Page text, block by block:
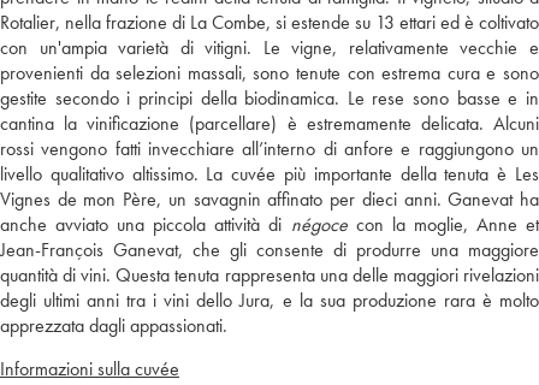
Rotalier, nella frazione di La Combe, si estende su 13 ettari ed è coltivato
con un'ampia varietà di vitigni. Le vigne, relativamente vecchie e
provenienti da selezioni massali, sono tenute con estrema cura e sono
gestite secondo i principi della biodinamica. Le rese sono basse e in
cantina la vinificazione (parcellare) è estremamente delicata. Alcuni
rossi vengono fatti invecchiare all’interno di anfore e raggiungono un
livello qualitativo altissimo. La cuvée più importante della tenuta è Les
Vignes de mon Père, un savagnin affinato per dieci anni. Ganevat ha
anche avviato una piccola attività di négocecon la moglie, Anne et
Jean-François Ganevat, che gli consente di produrre una maggiore
quantità di vini. Questa tenuta rappresenta una delle maggiori rivelazioni
degli ultimi anni tra i vini dello Jura, e la sua produzione rara è molto
apprezzata dagli appassionati.
Informazioni sulla cuvée